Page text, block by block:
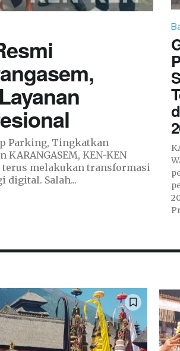
Parking, Tingkatkan
terus melakukan transformasi
digital. Salah...